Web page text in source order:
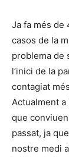
Ja fa més de
casos de la
problema de
l’inici de la
contagiat
Actualment
que
passat, ja
nostre medi